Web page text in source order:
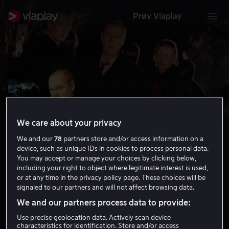
Prøv Viaplay
Beck - Spor i mørket
6.2 Krim Thriller 1998 1 t 26 min
15 år
We care about your privacy
We and our78 partners store and/or access information on a
device, such as unique IDs in cookies to process personal data.
You may accept or manage your choices by clicking below,
including your right to object where legitimate interest is used,
or at any time in the privacy policy page. These choices will be
signaled to our partners and will not affect browsing data.
We and our partners process data to provide:
Use precise geolocation data. Actively scan device
characteristics for identification. Store and/or access